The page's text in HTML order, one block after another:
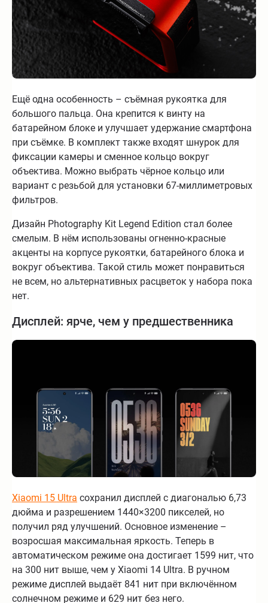
Ещё одна особенность – съёмная рукоятка для
большого пальца. Она крепится к винту на
батарейном блоке и улучшает удержание смартфона
при съёмке. В комплект также входят шнурок для
фиксации камеры и сменное кольцо вокруг
объектива. Можно выбрать чёрное кольцо или
вариант с резьбой для установки 67-миллиметровых
фильтров.
Дизайн Photography Kit Legend Edition стал более
смелым. В нём использованы огненно-красные
акценты на корпусе рукоятки, батарейного блока и
вокруг объектива. Такой стиль может понравиться
не всем, но альтернативных расцветок у набора пока
нет.
Дисплей: ярче, чем у предшественника
Xiaomi 15 Ultra сохранил дисплей с диагональю 6,73
дюйма и разрешением 1440×3200 пикселей, но
получил ряд улучшений. Основное изменение –
возросшая максимальная яркость. Теперь в
автоматическом режиме она достигает 1599 нит, что
на 300 нит выше, чем у Xiaomi 14 Ultra. В ручном
режиме дисплей выдаёт 841 нит при включённом
солнечном режиме и 629 нит без него.